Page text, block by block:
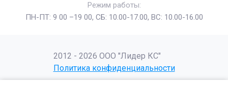
Режим работы:
ПН-ПТ: 9 00 –19 00, СБ: 10.00-17.00, ВС: 10.00-16.00
2012 - 2026 ООО "Лидер КС"
Политика конфиденциальности